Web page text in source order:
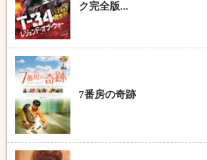
ク完全版...
7番房の奇跡